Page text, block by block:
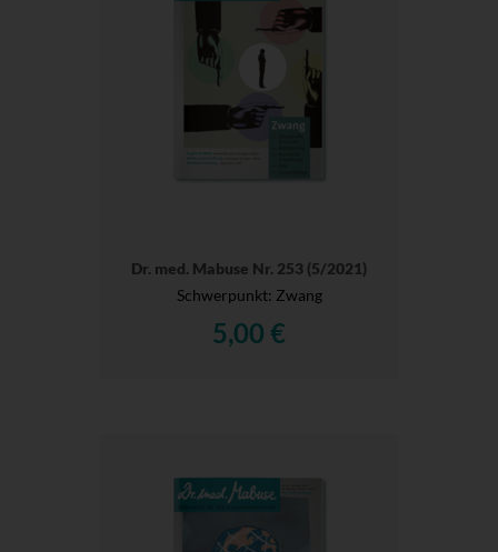
Dr. med. Mabuse Nr. 253 (5/2021)
Schwerpunkt: Zwang
5,00 €